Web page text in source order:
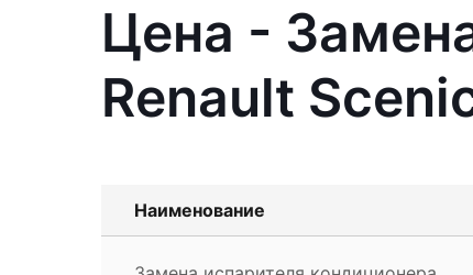
Цена -
Renault
Наименование